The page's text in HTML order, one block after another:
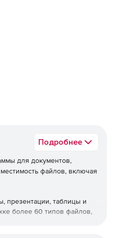
Подробнее
для документов,
файлов, включая
презентации, таблицы и
более 60 типов файлов,